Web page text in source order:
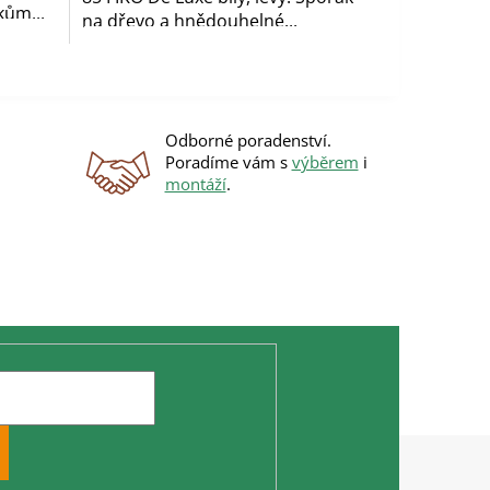
na dřevo a hnědouhelné...
Odborné poradenství.
Poradíme vám s výběrem i
montáží.